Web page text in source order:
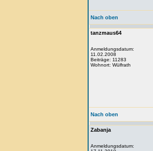
Nach oben
tanzmaus64
Anmeldungsdatum:
11.02.2008
Beiträge: 11283
Wohnort: Wülfrath
Nach oben
Zabanja
Anmeldungsdatum: